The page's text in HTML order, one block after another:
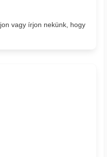
vagy írjon nekünk, hogy